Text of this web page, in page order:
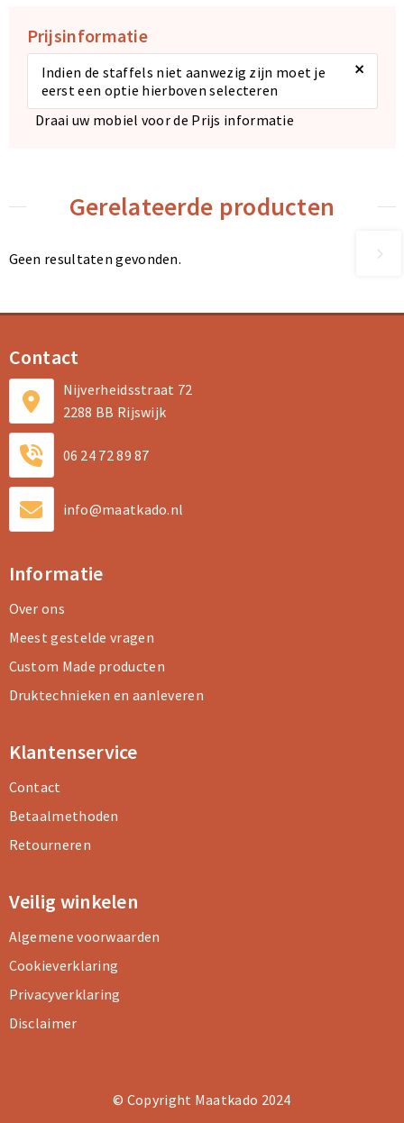
Prijsinformatie
Indien de staffels niet aanwezig zijn moet je
eerst een optie hierboven selecteren
×
Draai uw mobiel voor de Prijs informatie
Gerelateerde producten
Geen resultaten gevonden.
Contact
Nijverheidsstraat 72
2288 BB Rijswijk
06 24 72 89 87
info@maatkado.nl
Informatie
Over ons
Meest gestelde vragen
Custom Made producten
Druktechnieken en aanleveren
Klantenservice
Contact
Betaalmethoden
Retourneren
Veilig winkelen
Algemene voorwaarden
Cookieverklaring
Privacyverklaring
Disclaimer
© Copyright Maatkado 2024